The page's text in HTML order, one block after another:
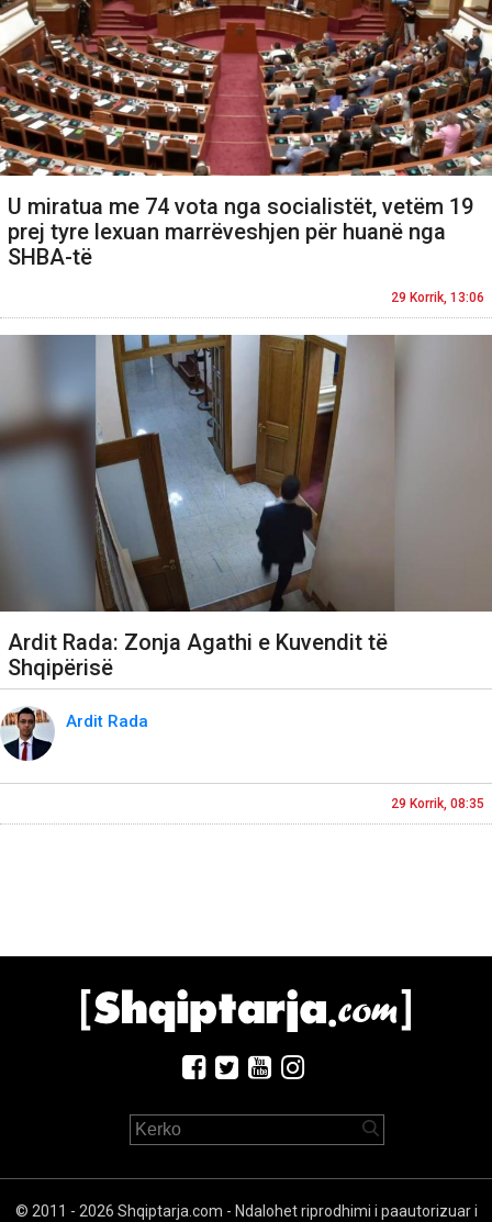
U miratua me 74 vota nga socialistët, vetëm 19
prej tyre lexuan marrëveshjen për huanë nga
SHBA-të
29 Korrik, 13:06
Ardit Rada: Zonja Agathi e Kuvendit të
Shqipërisë
Ardit Rada
29 Korrik, 08:35
© 2011 - 2026 Shqiptarja.com - Ndalohet riprodhimi i paautorizuar i